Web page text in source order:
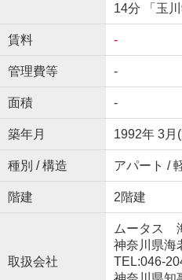
14分 「玉
賃料 -
管理費等 -
面積 -
築年月 1992年 3月
種別 / 構造 アパート /
階建 2階建
取扱会社
ムータス
神奈川県海
TEL:046-